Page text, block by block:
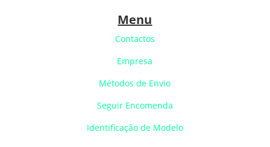
Menu
Contactos
Empresa
Métodos de Envio
Seguir Encomenda
Identificação de Modelo